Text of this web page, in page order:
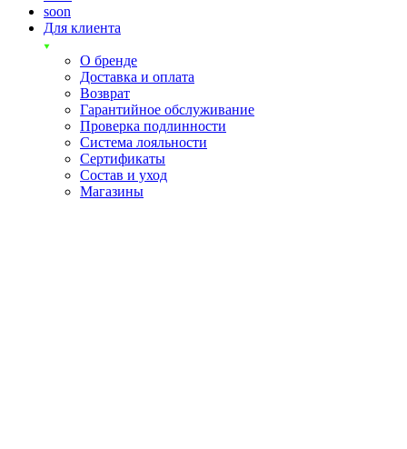
soon
Для клиента
О бренде
Доставка и оплата
Возврат
Гарантийное обслуживание
Проверка подлинности
Система лояльности
Сертификаты
Состав и уход
Магазины